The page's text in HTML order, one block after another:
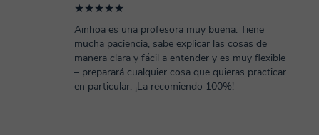
★★★★★
Ainhoa es una profesora muy buena. Tiene
mucha paciencia, sabe explicar las cosas de
manera clara y fácil a entender y es muy flexible
– preparará cualquier cosa que quieras practicar
en particular. ¡La recomiendo 100%!